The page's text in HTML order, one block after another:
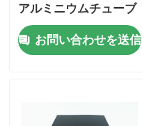
アルミニウムチューブ
お問い合わせを送信